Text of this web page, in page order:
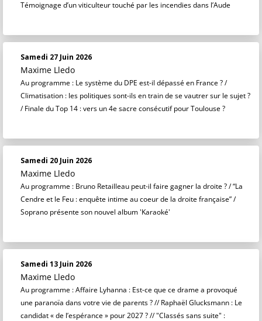
Témoignage d’un viticulteur touché par les incendies dans l’Aude
Samedi 27 Juin 2026
Maxime Lledo
Au programme : Le système du DPE est-il dépassé en France ? /
Climatisation : les politiques sont-ils en train de se vautrer sur le sujet ?
/ Finale du Top 14 : vers un 4e sacre consécutif pour Toulouse ?
Samedi 20 Juin 2026
Maxime Lledo
Au programme : Bruno Retailleau peut-il faire gagner la droite ? / “La
Cendre et le Feu : enquête intime au coeur de la droite française” /
Soprano présente son nouvel album 'Karaoké'
Samedi 13 Juin 2026
Maxime Lledo
Au programme : Affaire Lyhanna : Est-ce que ce drame a provoqué
une paranoïa dans votre vie de parents ? // Raphaël Glucksmann : Le
candidat « de l’espérance » pour 2027 ? // "Classés sans suite" :